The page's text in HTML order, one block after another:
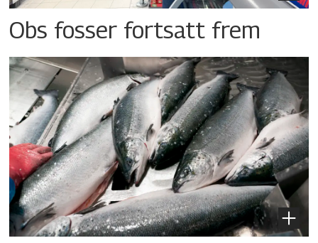
Obs fosser fortsatt frem